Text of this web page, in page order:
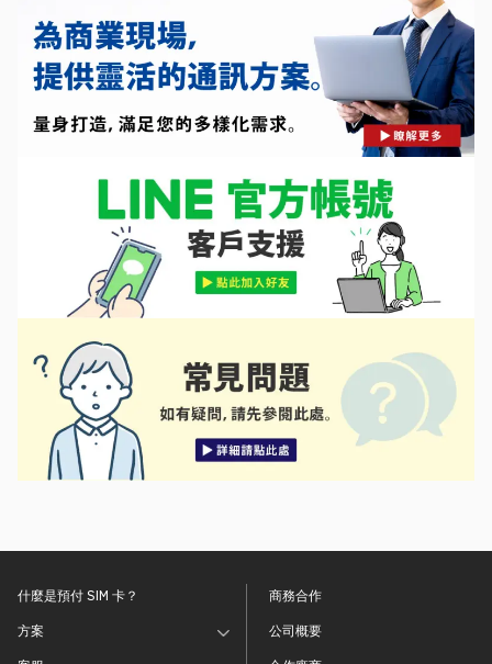
什麼是預付 SIM 卡？
方案
商務合作
公司概要